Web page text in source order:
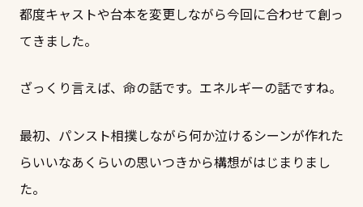
都度キャストや台本を変更しながら今回に合わせて創っ
てきました。
ざっくり言えば、命の話です。エネルギーの話ですね。
最初、パンスト相撲しながら何か泣けるシーンが作れた
らいいなあくらいの思いつきから構想がはじまりまし
た。